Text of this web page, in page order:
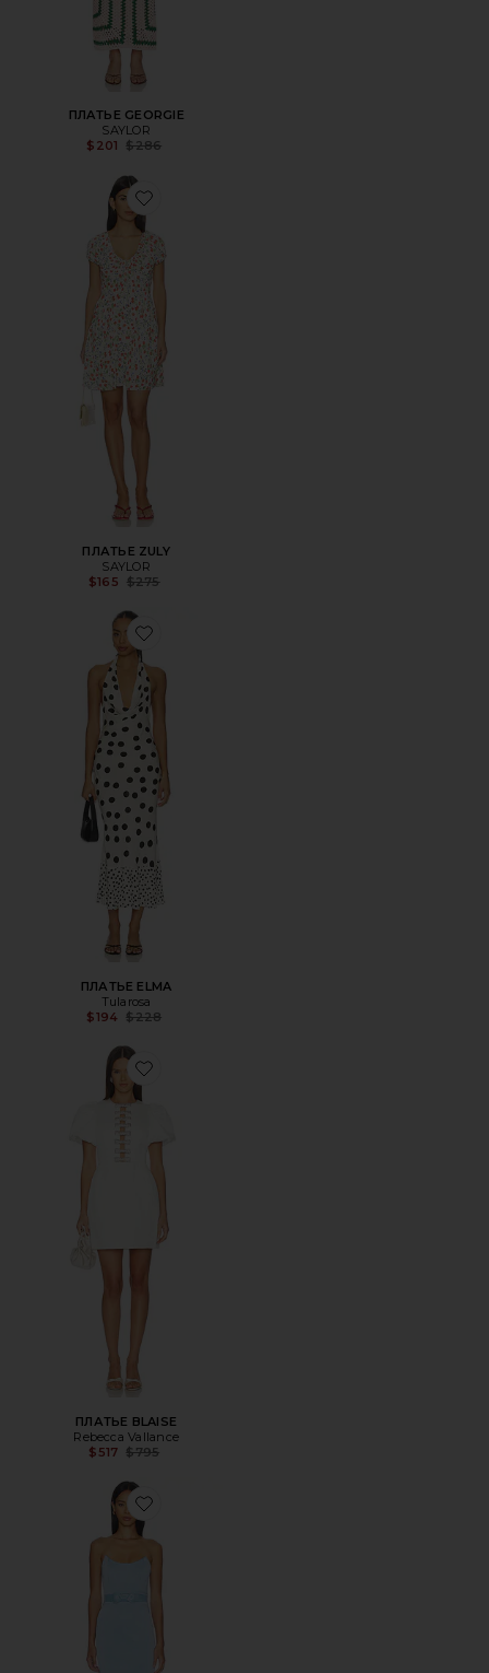
ПЛАТЬЕ GEORGIE
SAYLOR
$201
Previous price:
$286
Favorite ПЛАТЬЕ ZULY
ПЛАТЬЕ ZULY
SAYLOR
$165 Previous price:
$275
Favorite ПЛАТЬЕ ELMA
ПЛАТЬЕ ELMA
Tularosa
$194
Previous price:
$228
Favorite ПЛАТЬЕ BLAISE
ПЛАТЬЕ BLAISE
Rebecca Vallance
$517 Previous price:
$795
Favorite ПЛАТЬЕ KAI